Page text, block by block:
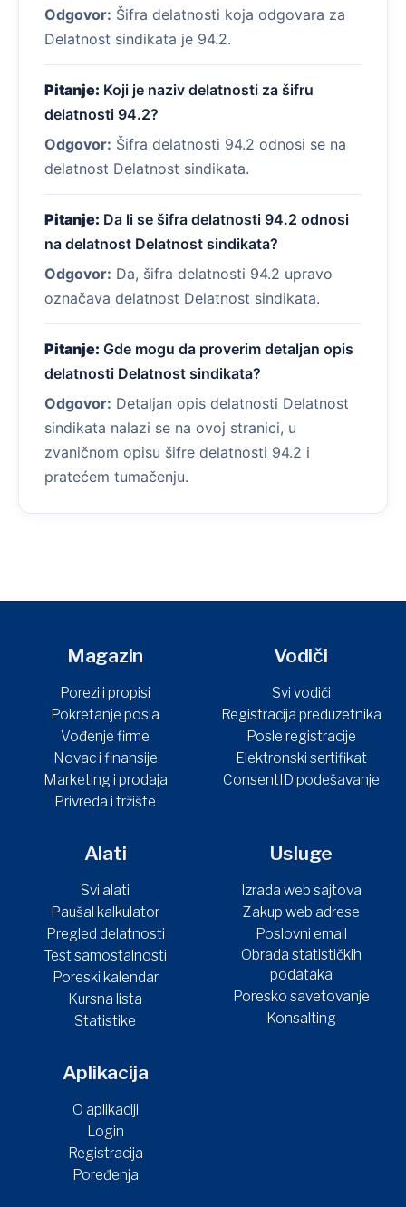
Odgovor: Šifra delatnosti koja odgovara za
Delatnost sindikata je 94.2.
Pitanje: Koji je naziv delatnosti za šifru
delatnosti 94.2?
Odgovor: Šifra delatnosti 94.2 odnosi se na
delatnost Delatnost sindikata.
Pitanje: Da li se šifra delatnosti 94.2 odnosi
na delatnost Delatnost sindikata?
Odgovor: Da, šifra delatnosti 94.2 upravo
označava delatnost Delatnost sindikata.
Pitanje: Gde mogu da proverim detaljan opis
delatnosti Delatnost sindikata?
Odgovor: Detaljan opis delatnosti Delatnost
sindikata nalazi se na ovoj stranici, u
zvaničnom opisu šifre delatnosti 94.2 i
pratećem tumačenju.
Magazin
Porezi i propisi
Pokretanje posla
Vođenje firme
Novac i finansije
Marketing i prodaja
Privreda i tržište
Vodiči
Svi vodiči
Registracija preduzetnika
Posle registracije
Elektronski sertifikat
ConsentID podešavanje
Alati
Svi alati
Paušal kalkulator
Pregled delatnosti
Test samostalnosti
Poreski kalendar
Kursna lista
Statistike
Usluge
Izrada web sajtova
Zakup web adrese
Poslovni email
Obrada statističkih
podataka
Poresko savetovanje
Konsalting
Aplikacija
O aplikaciji
Login
Registracija
Poređenja